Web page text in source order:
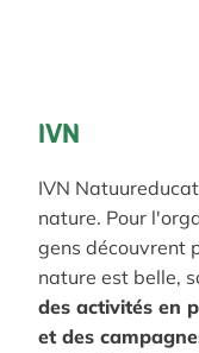
IVN
IVN
nature. Pour
gens découvrent
nature est belle,
des activités en
et des